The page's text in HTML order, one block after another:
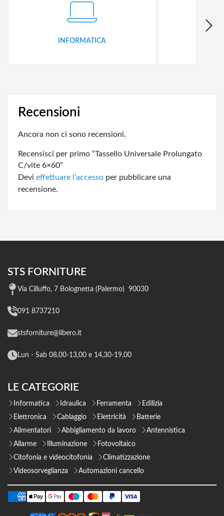
INFORMATICA
Recensioni
Ancora non ci sono recensioni.
Recensisci per primo “Tassello Universale Prolungato
C/vite 6×60”
Devi effettuare l’accesso per pubblicare una
recensione.
STS FORNITURE
Via Cilluffo, 7 Bolognetta (Palermo) 90030
091 8737210
stsforniture@libero.it
Lun - Sab 08,00-13,00 e 14,30-19,00
LE CATEGORIE
Informatica Idraulica Ferramenta
Edilizia
Elettronica
Cablaggio Elettricità
Batterie
Alimentatori
Abbigliamento da lavoro
Antennistica
Allarme
Illuminazione
Fotovoltaico
Citofonia e videocitofonia
Climatizzazione
Videosorveglianza
Automazioni cancello